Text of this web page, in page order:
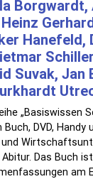
Borgwardt,
Hanefeld,
Suvak, Jan
„Basiswissen
DVD, Handy
Das Buch
am